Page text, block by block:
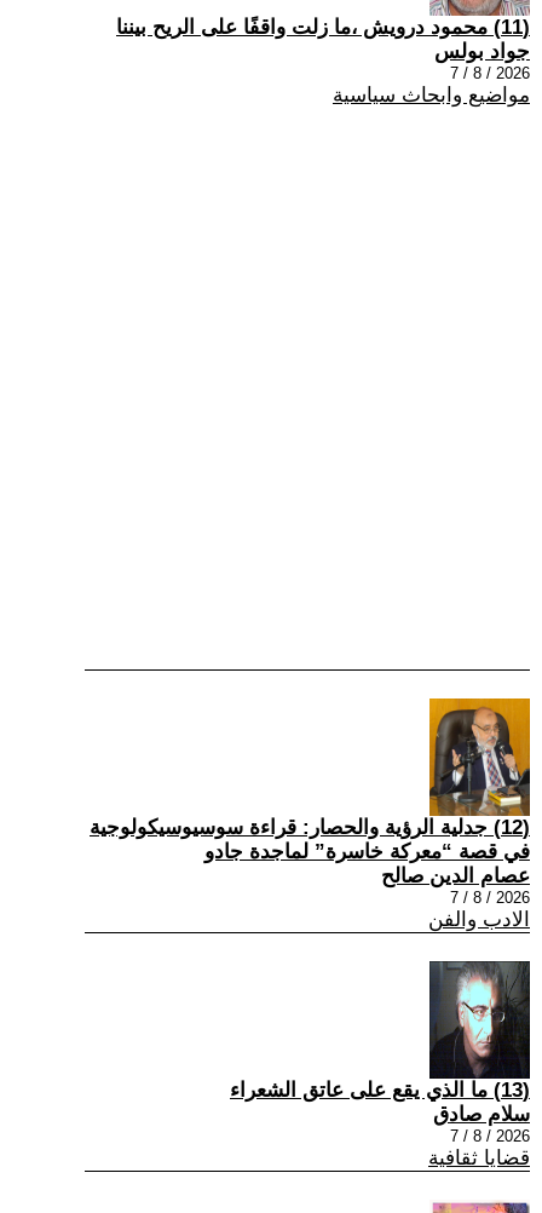
(11) محمود درويش ،ما زلت واقفًا على الريح بيننا
جواد بولس
2026 / 8 / 7
مواضيع وابحاث سياسية
(12) جدلية الرؤية والحصار: قراءة سوسيوسيكولوجية
في قصة “معركة خاسرة” لماجدة جادو
عصام الدين صالح
2026 / 8 / 7
الادب والفن
(13) ما الذي يقع على عاتق الشعراء
سلام صادق
2026 / 8 / 7
قضايا ثقافية